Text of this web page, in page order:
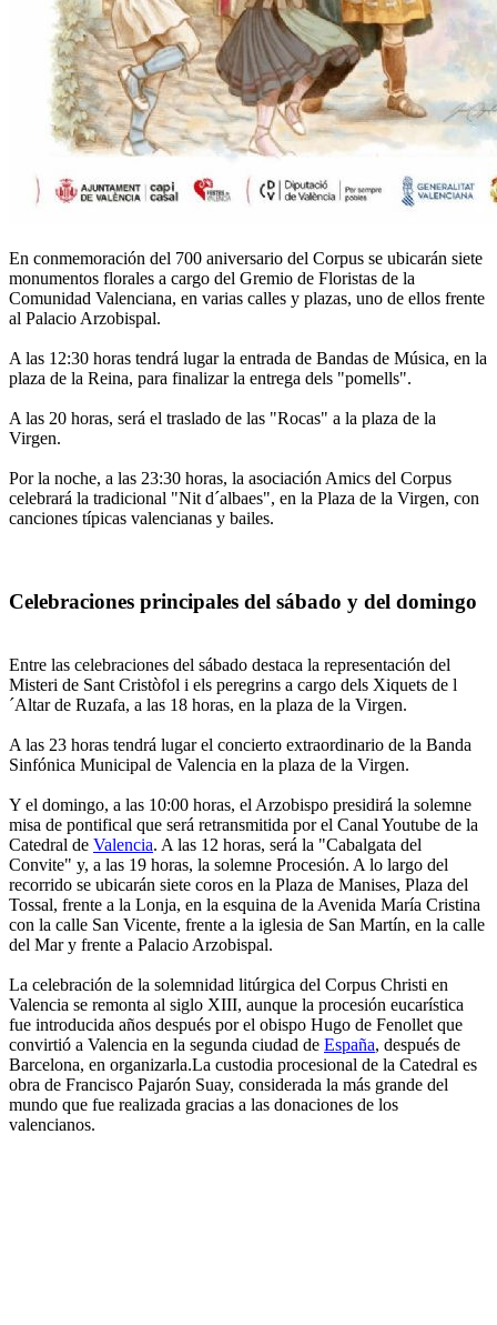
En conmemoración del 700 aniversario del Corpus se ubicarán siete
monumentos florales a cargo del Gremio de Floristas de la
Comunidad Valenciana, en varias calles y plazas, uno de ellos frente
al Palacio Arzobispal.
A las 12:30 horas tendrá lugar la entrada de Bandas de Música, en la
plaza de la Reina, para finalizar la entrega dels "pomells".
A las 20 horas, será el traslado de las "Rocas" a la plaza de la
Virgen.
Por la noche, a las 23:30 horas, la asociación Amics del Corpus
celebrará la tradicional "Nit d´albaes", en la Plaza de la Virgen, con
canciones típicas valencianas y bailes.
Celebraciones principales del sábado y del domingo
Entre las celebraciones del sábado destaca la representación del
Misteri de Sant Cristòfol i els peregrins a cargo dels Xiquets de l
´Altar de Ruzafa, a las 18 horas, en la plaza de la Virgen.
A las 23 horas tendrá lugar el concierto extraordinario de la Banda
Sinfónica Municipal de Valencia en la plaza de la Virgen.
Y el domingo, a las 10:00 horas, el Arzobispo presidirá la solemne
misa de pontifical que será retransmitida por el Canal Youtube de la
Catedral de Valencia. A las 12 horas, será la "Cabalgata del
Convite" y, a las 19 horas, la solemne Procesión. A lo largo del
recorrido se ubicarán siete coros en la Plaza de Manises, Plaza del
Tossal, frente a la Lonja, en la esquina de la Avenida María Cristina
con la calle San Vicente, frente a la iglesia de San Martín, en la calle
del Mar y frente a Palacio Arzobispal.
La celebración de la solemnidad litúrgica del Corpus Christi en
Valencia se remonta al siglo XIII, aunque la procesión eucarística
fue introducida años después por el obispo Hugo de Fenollet que
convirtió a Valencia en la segunda ciudad de España, después de
Barcelona, en organizarla.La custodia procesional de la Catedral es
obra de Francisco Pajarón Suay, considerada la más grande del
mundo que fue realizada gracias a las donaciones de los
valencianos.